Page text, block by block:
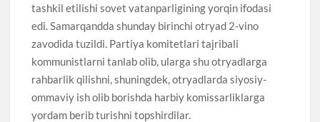
tashkil etilishi sovet vatanparligining yorqin ifodasi
edi. Samarqandda shunday birinchi otryad 2-vino
zavodida tuzildi. Partiya komitetlari tajribali
kommunistlarni tanlab olib, ularga shu otryadlarga
rahbarlik qilishni, shuningdek, otryadlarda siyosiy-
ommaviy ish olib borishda harbiy komissarliklarga
yordam berib turishni topshirdilar.